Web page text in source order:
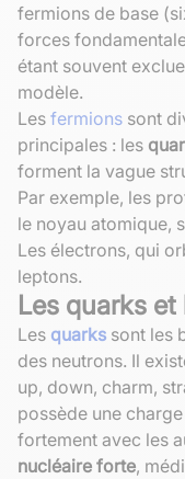
fermions de base
forces
étant souvent
modèle.
Les fermions sont
principales : les
forment la vague
Par exemple, les
le noyau atomique,
Les électrons, qui
leptons.
Les quarks
Les quarks sont les
des neutrons. Il
up, down, charm,
possède une
fortement avec les
nucléaire forte,